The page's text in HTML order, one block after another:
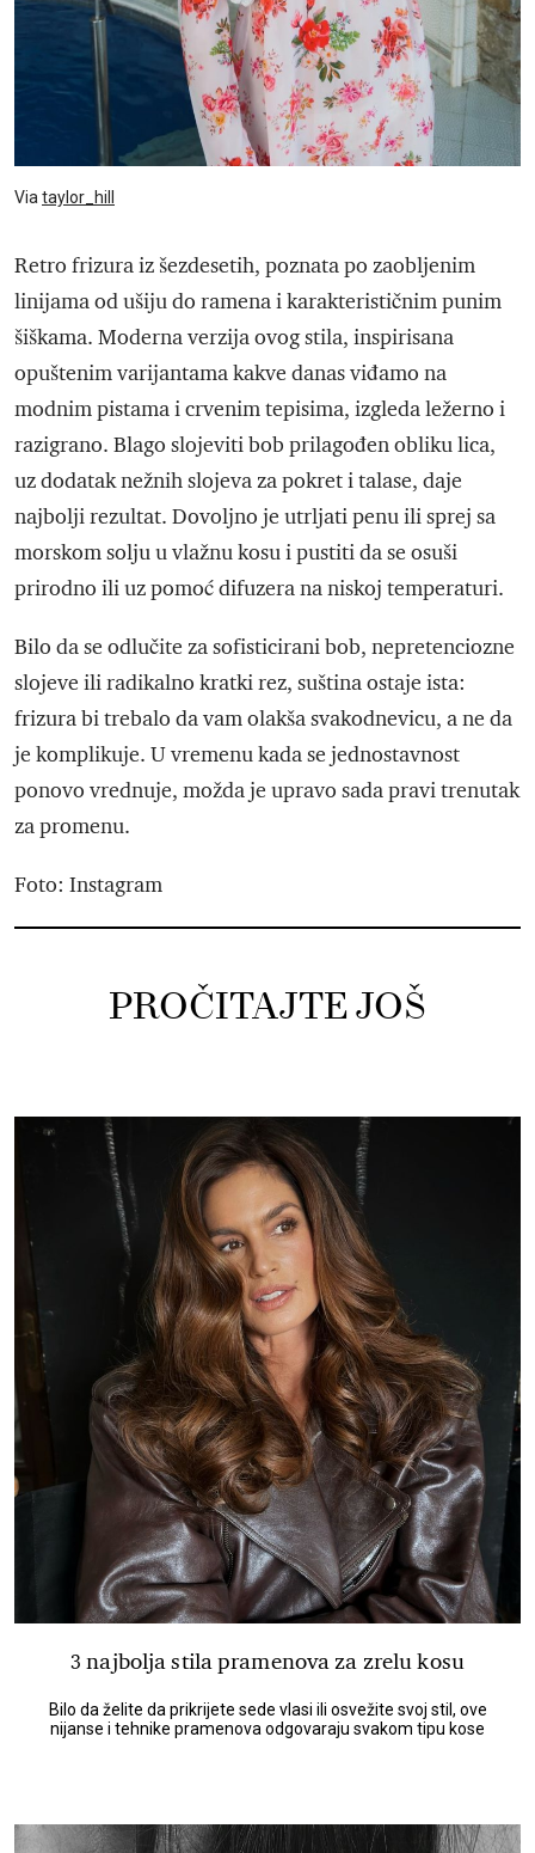
Viataylor_hill
Retro frizura iz šezdesetih, poznata po zaobljenim
linijama od ušiju do ramena i karakterističnim punim
šiškama. Moderna verzija ovog stila, inspirisana
opuštenim varijantama kakve danas viđamo na
modnim pistama i crvenim tepisima, izgleda ležerno i
razigrano. Blago slojeviti bob prilagođen obliku lica,
uz dodatak nežnih slojeva za pokret i talase, daje
najbolji rezultat. Dovoljno je utrljati penu ili sprej sa
morskom solju u vlažnu kosu i pustiti da se osuši
prirodno ili uz pomoć difuzera na niskoj temperaturi.
Bilo da se odlučite za sofisticirani bob, nepretenciozne
slojeve ili radikalno kratki rez, suština ostaje ista:
frizura bi trebalo da vam olakša svakodnevicu, a ne da
je komplikuje. U vremenu kada se jednostavnost
ponovo vrednuje, možda je upravo sada pravi trenutak
za promenu.
Foto: Instagram
PROČITAJTE JOŠ
3 najbolja stila pramenova za zrelu kosu
Bilo da želite da prikrijete sede vlasi ili osvežite svoj stil, ove
nijanse i tehnike pramenova odgovaraju svakom tipu kose